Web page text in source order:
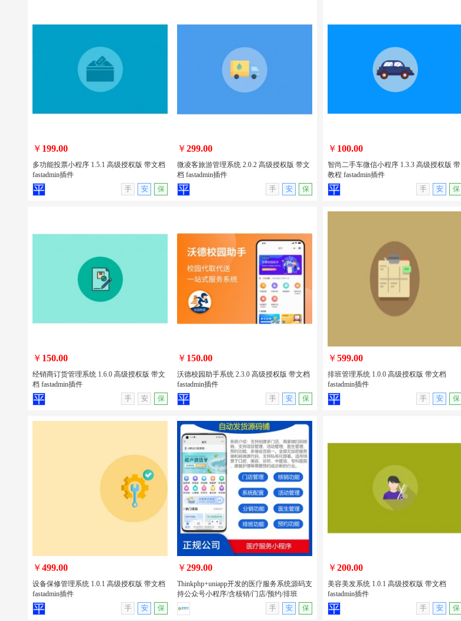
PHP开发的同城信息分类小程序含原生
前端/付费信息发布/信息置顶/商家入驻/
无演示
Thinkphp开发的多语言交易所源码含
uniapp前端全开源版币币期权交易合约
无演示
KPI绩效考核系统 1.0.0 高级授权版 带文
档 fastadmin插件
无演示
多功能投票小程序 1.5.1 高级授权版 带
文档 fastadmin插件
无演示
￥ 199.00
多功能投票小程序 1.5.1 高级授权版 带文档
fastadmin插件
手
安 保
微凌客旅游管理系统 2.0.2 高级授权版
带文档 fastadmin插件
无演示
￥299.00
微凌客旅游管理系统 2.0.2 高级授权版 带文
档 fastadmin插件
手
安 保
智尚二手车微信小程序 1.3.3 高级授权
版 带教程 fastadmin插件
无演示
￥ 100.00
智尚二手车微信小程序 1.3.3 高级授权版 带
教程 fastadmin插件
手
安 保
经销商订货管理系统 1.6.0 高级授权版
无演示
￥ 150.00
经销商订货管理系统 1.6.0 高级授权版 带文
档 fastadmin插件
手
安 保
沃德校园助手系统 2.3.0 高级授权版 带
文档 fastadmin插件
无演示
￥ 150.00
沃德校园助手系统 2.3.0 高级授权版 带文档
fastadmin插件
手
安 保
排班管理系统 1.0.0 高级授权版 带文档
无演示
￥599.00
排班管理系统 1.0.0 高级授权版 带文档
fastadmin插件
手
安 保
￥499.00
设备保修管理系统 1.0.1 高级授权版 带文档
fastadmin插件
手
安 保
￥299.00
Thinkphp+uniapp开发的医疗服务系统源码支
持公众号小程序/含核销/门店/预约/排班
手
安 保
￥200.00
美容美发系统 1.0.1 高级授权版 带文档
fastadmin插件
手
安 保